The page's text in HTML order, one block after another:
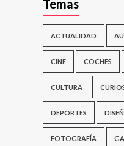
Temas
ACTUALIDAD
CINE COCHES
CULTURA
DEPORTES
FOTOGRAFÍA